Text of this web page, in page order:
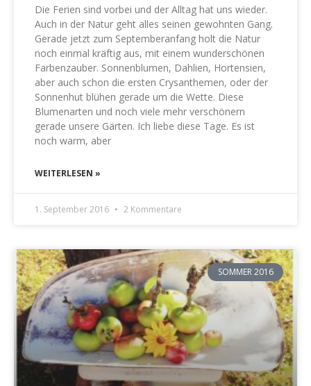
Die Ferien sind vorbei und der Alltag hat uns wieder.
Auch in der Natur geht alles seinen gewohnten Gang.
Gerade jetzt zum Septemberanfang holt die Natur
noch einmal kräftig aus, mit einem wunderschönen
Farbenzauber. Sonnenblumen, Dahlien, Hortensien,
aber auch schon die ersten Crysanthemen, oder der
Sonnenhut blühen gerade um die Wette. Diese
Blumenarten und noch viele mehr verschönern
gerade unsere Gärten. Ich liebe diese Tage. Es ist
noch warm, aber
WEITERLESEN »
1. September 2016 2 Kommentare
SOMMER 2016